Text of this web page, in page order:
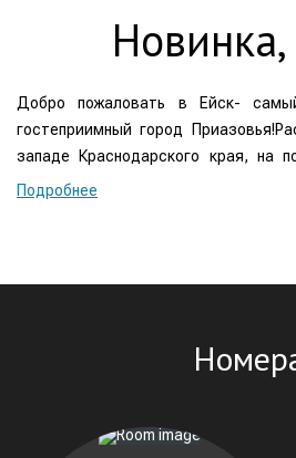
Добро пожаловать в Ейск-
гостеприимный город
западе Краснодарского края, на
Ейской косы, далеко вдающейся в
отдохнуть, но и поправить свое
именно в Ейск, за которым
Подробнее